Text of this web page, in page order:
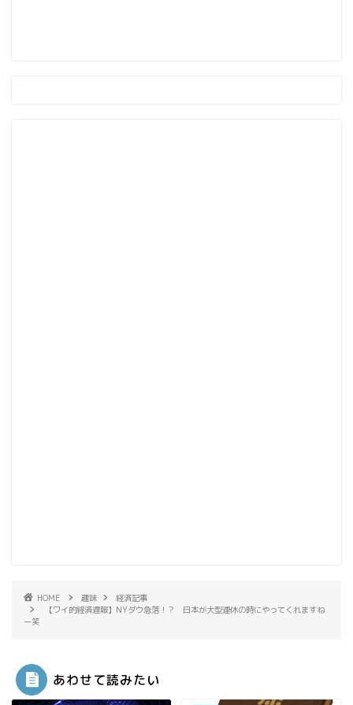
HOME 趣味
経済記事
【ワイ的経済遅報】NYダウ急落！？ 日本が大型連休の時にやってくれますね
ー笑
あわせて読みたい